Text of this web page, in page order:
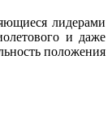
лидерами
и даже
положения